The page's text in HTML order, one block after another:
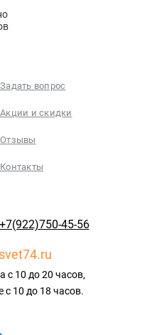
Задать вопрос
Акции и скидки
Отзывы
Контакты
+7(922)750-45-56
с 10 до 20 часов,
с 10 до 18 часов.